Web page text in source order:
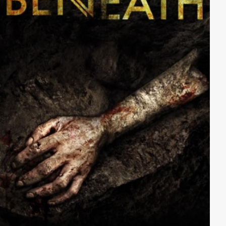
Begrenzungen operiert. Als sie versuchen dieses zu
deaktivieren, bringen sich die sechs Computer-Hacker
in größte Gefahr. Sie begreifen, dass hier etwas
gehörig schief gelaufen ist. Es beginnt ein Kampf auf
Leben und Tod.